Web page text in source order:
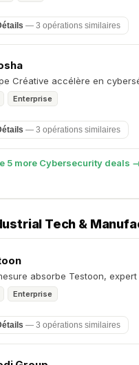
— 3 opérations similaires
Créative accélère en
Enterprise
— 3 opérations similaires
5 more Cybersecurity deals
Tech &
absorbe Testoon,
Enterprise
— 3 opérations similaires